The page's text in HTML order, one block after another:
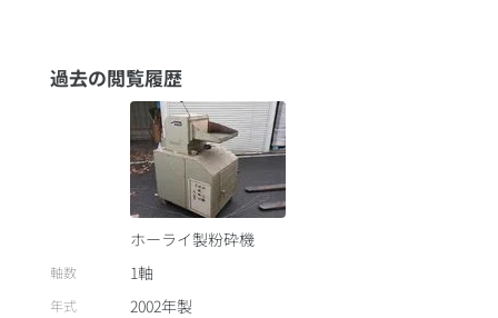
過去の閲覧履歴
ホーライ製粉砕機
軸数 1軸
年式 2002年製